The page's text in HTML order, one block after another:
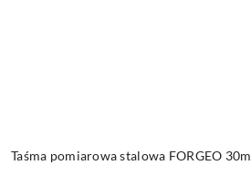
Taśma pomiarowa stalowa FORGEO 30m